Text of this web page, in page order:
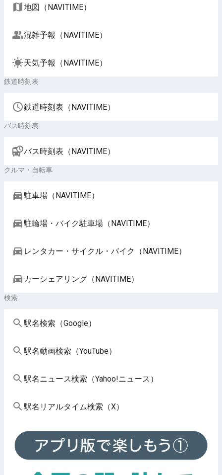
地図（NAVITIME）
混雑予報（NAVITIME）
天気予報（NAVITIME）
鉄道時刻表
鉄道時刻表（NAVITIME）
バス時刻表
バス時刻表（NAVITIME）
クルマ・自転車
駐車場（NAVITIME）
駐輪場・バイク駐車場（NAVITIME）
レンタカー・サイクル・バイク（NAVITIME）
カーシェアリング（NAVITIME）
検索
駅名検索（Google）
駅名動画検索（YouTube）
駅名ニュース検索（Yahoo!ニュース）
駅名リアルタイム検索（X）